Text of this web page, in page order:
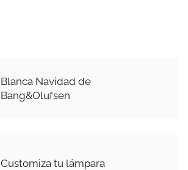
Blanca Navidad de
Bang&Olufsen
Customiza tu lámpara